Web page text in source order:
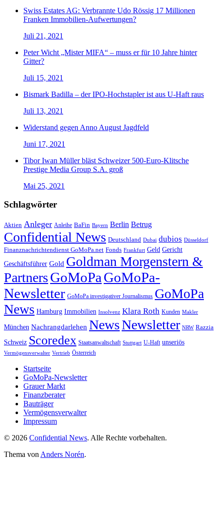
Swiss Estates AG: Verbrannte Udo Rössig 17 Millionen
Franken Immobilien-Aufwertungen?
Juli 21, 2021
Peter Wicht „Mister MIFA“ – muss er für 10 Jahre hinter
Gitter?
Juli 15, 2021
Bismark Badilla – der IPO-Hochstapler ist aus U-Haft raus
Juli 13, 2021
Widerstand gegen Anno August Jagdfeld
Juni 17, 2021
Tibor Iwan Müller bläst Schweizer 500-Euro-Klitsche
Prestige Media Group S.A. groß
Mai 25, 2021
Schlagwörter
Aktien Anleger Anleihe BaFin Bayern Berlin Betrug
Confidential News Deutschland Dubai dubios Düsseldorf
Finanznachrichtendienst GoMoPa.net Fonds Frankfurt Geld Gericht
Geschäftsführer Gold Goldman Morgenstern &
PartnersGoMoPa GoMoPa-
Newsletter GoMoPa investigativer Journalismus GoMoPa
News Hamburg Immobilien Insolvenz Klara Roth Kunden Makler
München Nachrangdarlehen NewsNewsletter NRW Razzia
Schweiz Scoredex Staatsanwaltschaft Stuttgart U-Haft unseriös
Vermögensverwalter Vertrieb Österreich
Startseite
GoMoPa-Newsletter
Grauer Markt
Finanzberater
Bauträger
Vermögensverwalter
Impressum
© 2026 Confidential News. Alle Rechte vorbehalten.
Thema von Anders Norén.